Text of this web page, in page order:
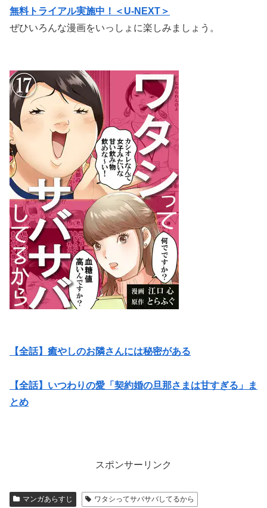
無料トライアル実施中！＜U-NEXT＞
ぜひいろんな漫画をいっしょに楽しみましょう。
【全話】癒やしのお隣さんには秘密がある
【全話】いつわりの愛「契約婚の旦那さまは甘すぎる」ま
とめ
スポンサーリンク
マンガあらすじ ワタシってサバサバしてるから